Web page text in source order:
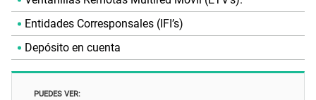
Entidades Corresponsales (IFI’s)
Depósito en cuenta
PUEDES VER: